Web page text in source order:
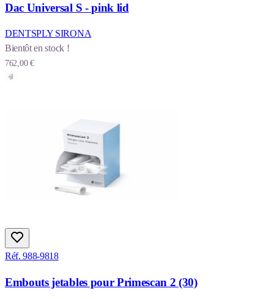
Dac Universal S - pink lid
DENTSPLY SIRONA
Bientôt en stock !
762,00 €
Réf. 988-9818
Embouts jetables pour Primescan 2 (30)